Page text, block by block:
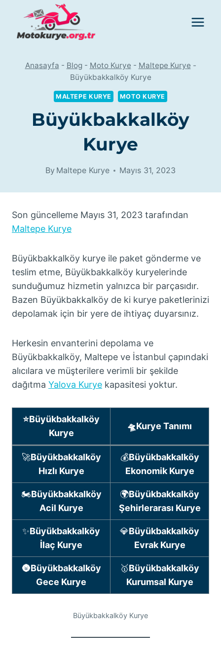
content
Anasayfa - Blog - Moto Kurye - Maltepe Kurye -
Büyükbakkalköy Kurye
MALTEPE KURYE MOTO KURYE
Büyükbakkalköy
Kurye
By Maltepe Kurye Mayıs 31, 2023
Son güncelleme Mayıs 31, 2023 tarafından
Maltepe Kurye
Büyükbakkalköy kurye ile paket gönderme ve
teslim etme, Büyükbakkalköy kuryelerinde
sunduğumuz hizmetin yalnızca bir parçasıdır.
Bazen Büyükbakkalköy de ki kurye paketlerinizi
depolamak için bir yere de ihtiyaç duyarsınız.
Herkesin envanterini depolama ve
Büyükbakkalköy, Maltepe ve İstanbul çapındaki
alıcılara ve müşterilere verimli bir şekilde
dağıtma Yalova Kurye kapasitesi yoktur.
⭐Büyükbakkalköy
Kurye
🛸Kurye Tanımı
🚀Büyükbakkalköy
Hızlı Kurye
💰Büyükbakkalköy
Ekonomik Kurye
🏍Büyükbakkalköy
Acil Kurye
🌍Büyükbakkalköy
Şehirlerarası Kurye
✨Büyükbakkalköy
İlaç Kurye
💎Büyükbakkalköy
Evrak Kurye
🌚Büyükbakkalköy
Gece Kurye
🥇Büyükbakkalköy
Kurumsal Kurye
Büyükbakkalköy Kurye